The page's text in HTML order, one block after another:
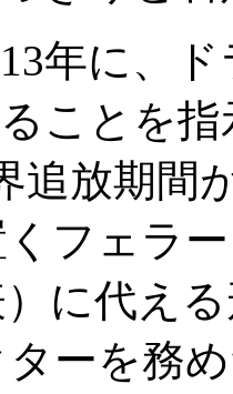
年に、
ことを
追放期間
くフェラ
）に代え
ーを務